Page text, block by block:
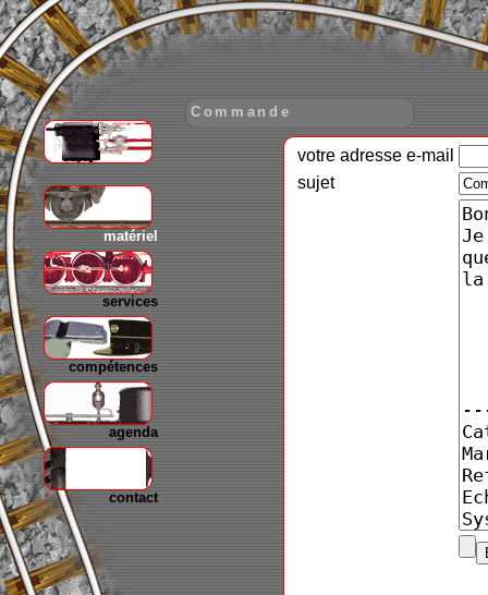
matériel
services
compétences
agenda
contact
Commande
votre adresse e-mail
sujet